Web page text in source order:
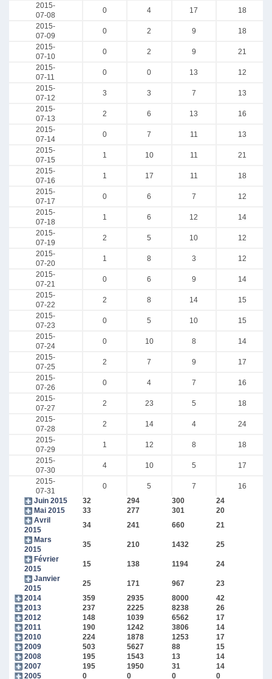
2015-
07-08
0 4 17
18
2015-
07-09
0 2 9
18
2015-
07-10
0 2 9
21
2015-
07-11
0 0 13
12
2015-
07-12
3 3 7
13
2015-
07-13
2 6 13
16
2015-
07-14
0 7 11
13
2015-
07-15
1 10 11
21
2015-
07-16
1 17 11
18
2015-
07-17
0 6 7
12
2015-
07-18
1 6 12
14
2015-
07-19
2 5 10
12
2015-
07-20
1 8 3
12
2015-
07-21
0 6 9
14
2015-
07-22
2 8 14
15
2015-
07-23
0 5 10
15
2015-
07-24
0 10 8
14
2015-
07-25
2 7 9
17
2015-
07-26
0 4 7
16
2015-
07-27
2 23 5
18
2015-
07-28
2 14 4
24
2015-
07-29
1 12 8
18
2015-
07-30
4 10 5
17
2015-
07-31
0 5 7
16
Juin 2015
32 294 300 24
Mai 2015
33 277 301 20
Avril
2015
34 241 660 21
Mars
2015
35 210 1432 25
Février
2015
15 138 1194 24
Janvier
2015
25 171 967 23
2014
359 2935 8000 42
2013
237 2225 8238 26
2012
148 1039 6562 17
2011
190 1242 3806 14
2010
224 1878 1253 17
2009
503 5627 88 15
2008
195 1543 13 14
2007
195 1950 31 14
2005
0 0 0 0